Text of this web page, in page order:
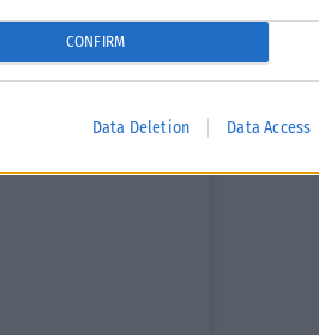
CONFIRM
Data Deletion Data Access